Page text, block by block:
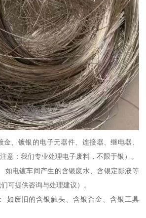
、镀银的电子元器件、连接器、继电器、
意：我们专业处理电子废料，不限于银）。
如电镀车间产生的含银废水、含银定影液等
可提供咨询与处理建议）。
如废旧的含银触头、含银合金、含银工具